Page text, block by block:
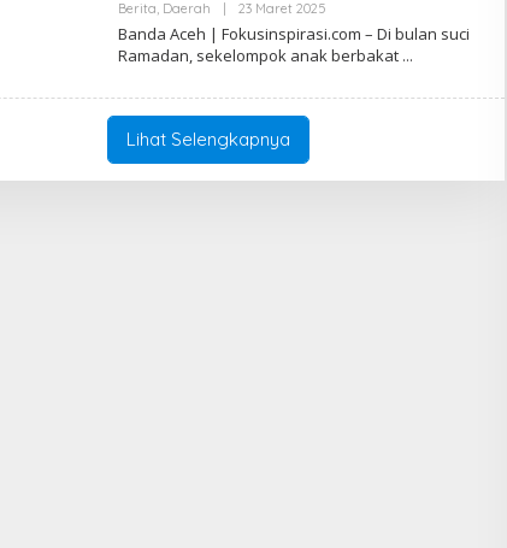
Berita, Daerah 23 Maret 2025
L
E
H
A
Banda Aceh | Fokusinspirasi.com – Di bulan suci
Ramadan, sekelompok anak berbakat
Lihat Selengkapnya